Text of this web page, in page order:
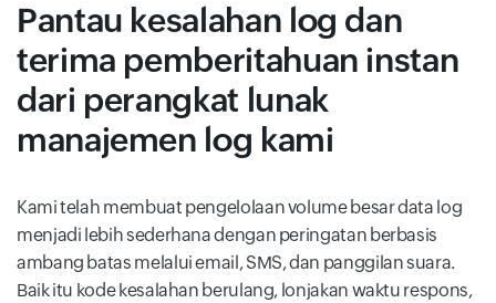
Pantau kesalahan log dan
terima pemberitahuan instan
dari perangkat lunak
manajemen log kami
Kami telah membuat pengelolaan volume besar data log
menjadi lebih sederhana dengan peringatan berbasis
ambang batas melalui email, SMS, dan panggilan suara.
Baik itu kode kesalahan berulang, lonjakan waktu respons,